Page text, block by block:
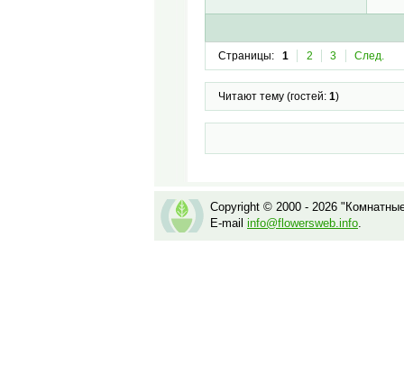
Страницы: 1 2 3 След.
Читают тему (гостей: 1)
Copyright © 2000 - 2026
E-mail info@flowersweb.info.